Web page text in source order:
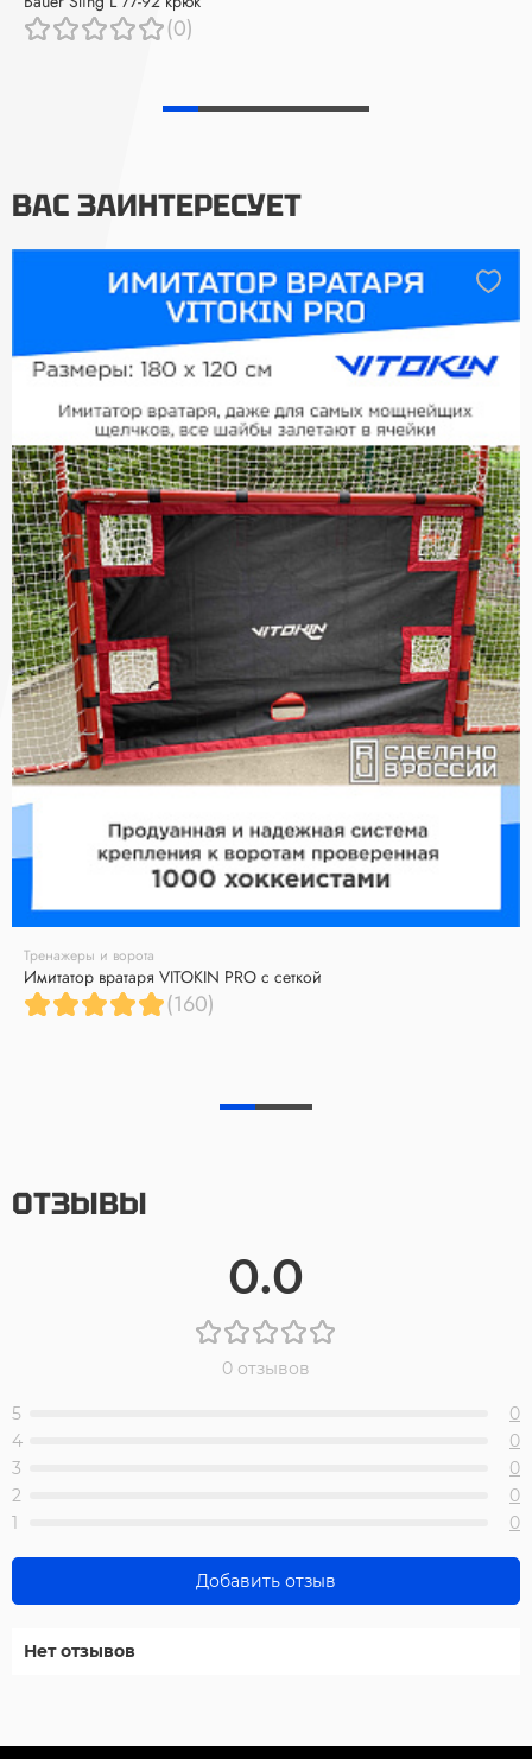
(0)
ВАС ЗАИНТЕРЕСУЕТ
Тренажеры и ворота
Имитатор вратаря VITOKIN PRO с сеткой
(160)
ОТЗЫВЫ
0.0
0 отзывов
5
0
4
0
3
0
2
0
1
0
Добавить отзыв
Нет отзывов